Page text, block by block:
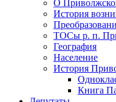
О
История
ТОСы р. п.
География
Население
История
Книга